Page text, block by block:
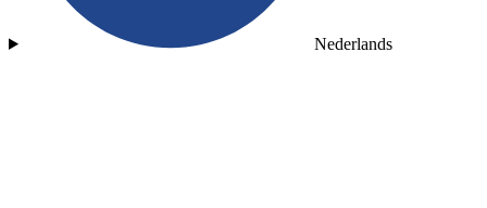
Nederlands